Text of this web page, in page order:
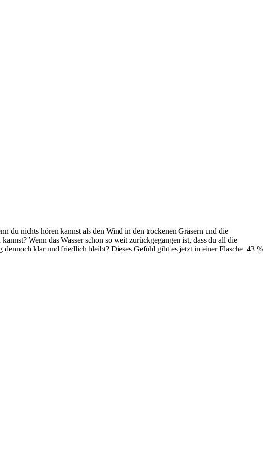
du nichts hören kannst als den Wind in den trockenen Gräsern und die
Wenn das Wasser schon so weit zurückgegangen ist, dass du all die
klar und friedlich bleibt? Dieses Gefühl gibt es jetzt in einer Flasche. 43 %